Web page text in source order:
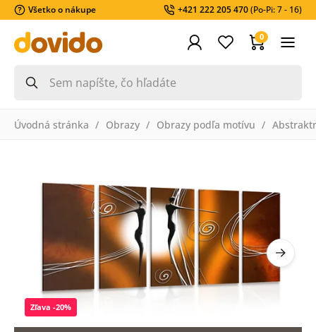
Všetko o nákupe +421 222 205 470(Po-Pi: 7 - 16)
0
Úvodná stránka Obrazy Obrazy podľa motívu
Zľava -20%